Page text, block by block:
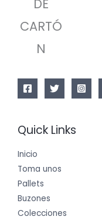
DE
CARTÓ
N
Quick Links
Inicio
Toma unos
Pallets
Buzones
Colecciones